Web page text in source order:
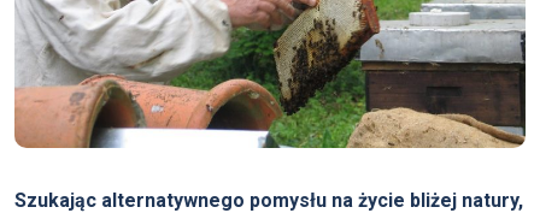
Szukając alternatywnego pomysłu na życie bliżej natury,